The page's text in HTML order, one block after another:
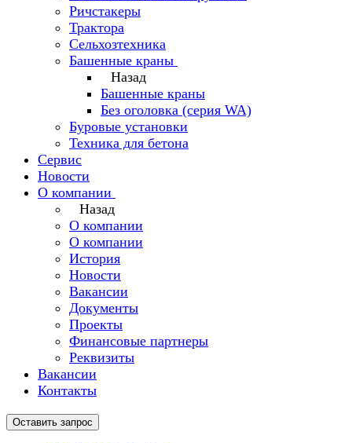
Ричстакеры
Трактора
Сельхозтехника
Башенные краны
Назад
Башенные краны
Без оголовка (серия WA)
Буровые установки
Техника для бетона
Сервис
Новости
О компании
Назад
О компании
О компании
История
Новости
Вакансии
Документы
Проекты
Финансовые партнеры
Реквизиты
Вакансии
Контакты
Оставить запрос